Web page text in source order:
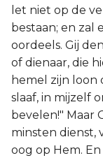
let niet op de
bestaan; en zal
oordeels. Gij
of dienaar, die
hemel zijn loon
slaaf, in mijzelf
bevelen!" Maar
minsten
oog op Hem.